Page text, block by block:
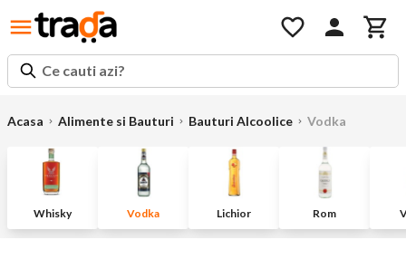
Ce cauti azi?
Acasa Alimente si Bauturi Bauturi Alcoolice Vodka
Whisky Vodka Lichior Rom